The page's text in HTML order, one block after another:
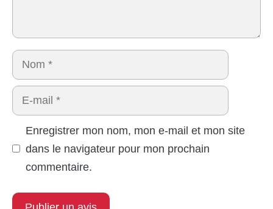
Nom
E-
mail
Enregistrer mon nom, mon e-mail et mon site
dans le navigateur pour mon prochain
commentaire.